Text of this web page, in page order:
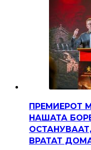
ПРЕМИЕРОТ
НАШАТА
ВРАТАТ